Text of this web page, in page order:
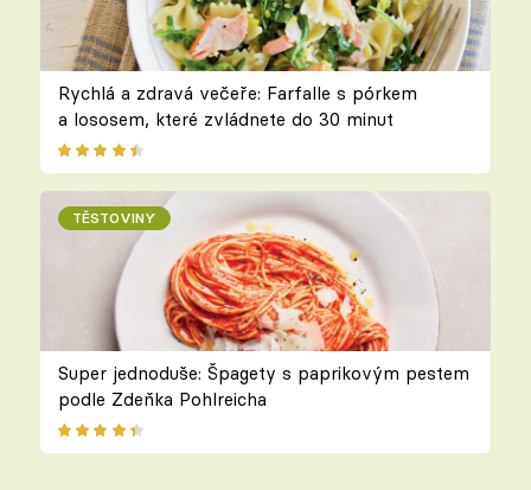
Rychlá a zdravá večeře: Farfalle s pórkem
a lososem, které zvládnete do 30 minut
TĚSTOVINY
Super jednoduše: Špagety s paprikovým pestem
podle Zdeňka Pohlreicha